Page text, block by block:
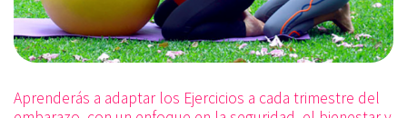
Aprenderás a adaptar los Ejercicios a cada trimestre del